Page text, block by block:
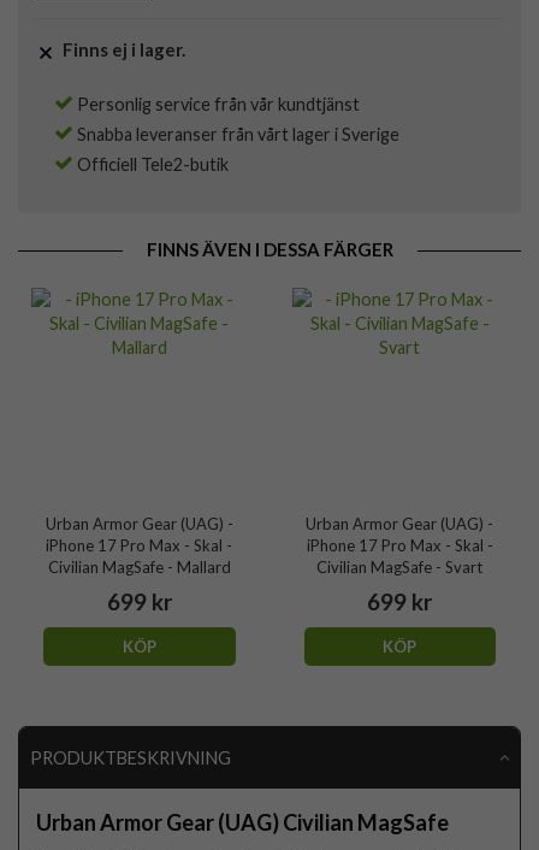
Finns ej i lager.
Personlig service från vår kundtjänst
Snabba leveranser från vårt lager i Sverige
Officiell Tele2-butik
FINNS ÄVEN I DESSA FÄRGER
Urban Armor Gear (UAG) -
iPhone 17 Pro Max - Skal -
Civilian MagSafe - Mallard
699 kr
KÖP
Urban Armor Gear (UAG) -
iPhone 17 Pro Max - Skal -
Civilian MagSafe - Svart
699 kr
KÖP
PRODUKTBESKRIVNING
Urban Armor Gear (UAG) Civilian MagSafe